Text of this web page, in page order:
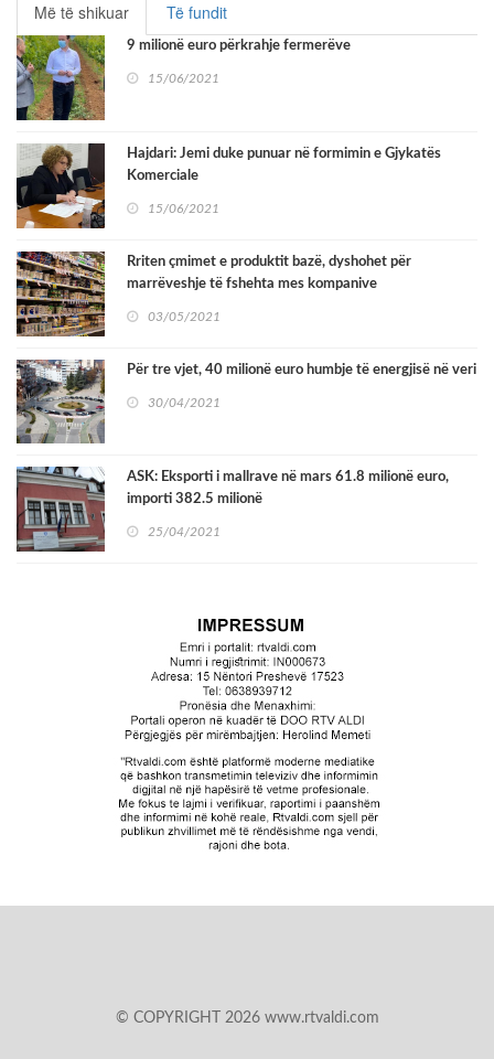
Më të shikuar Të fundit
9 milionë euro përkrahje fermerëve
15/06/2021
Hajdari: Jemi duke punuar në formimin e Gjykatës
Komerciale
15/06/2021
Rriten çmimet e produktit bazë, dyshohet për
marrëveshje të fshehta mes kompanive
03/05/2021
Për tre vjet, 40 milionë euro humbje të energjisë në veri
30/04/2021
ASK: Eksporti i mallrave në mars 61.8 milionë euro,
importi 382.5 milionë
25/04/2021
© COPYRIGHT 2026 www.rtvaldi.com